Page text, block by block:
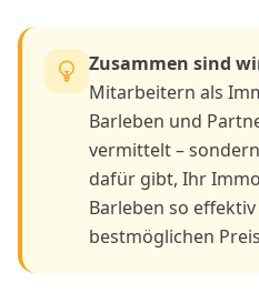
Zusammen sind
Mitarbeitern als
Barleben und
vermittelt –
dafür gibt, Ihr
Barleben so
bestmöglichen